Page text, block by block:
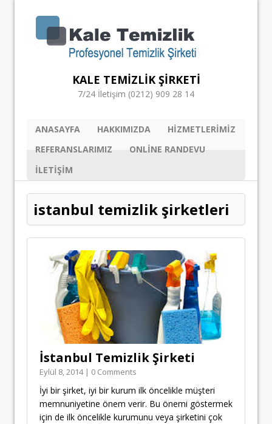
KALE TEMIZLIK ŞIRKETI
7/24 İletişim (0212) 909 28 14
ANASAYFA HAKKIMIZDA
HIZMETLERIMIZ
REFERANSLARIMIZ
ONLINE RANDEVU
ILETIŞIM
istanbul temizlik şirketleri
İstanbul Temizlik Şirketi
Eylül 8, 2014 | 0 Comments
İyi bir şirket, iyi bir kurum ilk öncelikle müşteri
memnuniyetine önem verir. Bu önemi göstermek
için de ilk öncelikle kurumunu veya şirketini çok